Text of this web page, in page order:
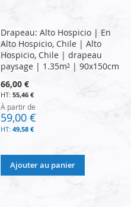
Drapeau: Alto Hospicio | En
Alto Hospicio, Chile | Alto
Hospicio, Chile | drapeau
paysage | 1.35m² | 90x150cm
66,00 €
55,46 €
À partir de
59,00 €
49,58 €
Ajouter au panier